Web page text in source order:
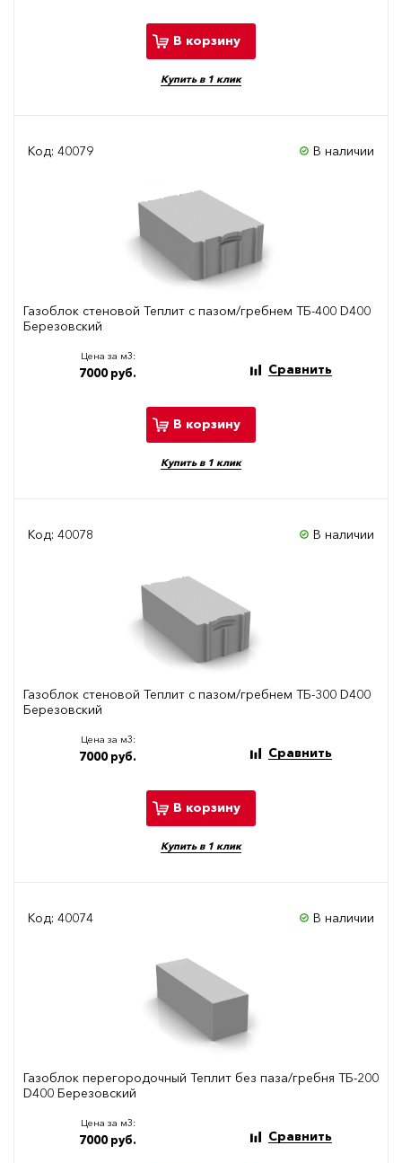
В корзину
Купить в 1 клик
Код: 40079 В наличии
Газоблок стеновой Теплит с пазом/гребнем ТБ-400 D400
Березовский
Цена за м3:
7000 руб. Сравнить
В корзину
Купить в 1 клик
Код: 40078 В наличии
Газоблок стеновой Теплит с пазом/гребнем ТБ-300 D400
Березовский
Цена за м3:
7000 руб. Сравнить
В корзину
Купить в 1 клик
Код: 40074 В наличии
Газоблок перегородочный Теплит без паза/гребня ТБ-200
D400 Березовский
Цена за м3:
7000 руб. Сравнить